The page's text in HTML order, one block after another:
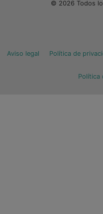
© 2026 Todos
Aviso legal Política de
Política